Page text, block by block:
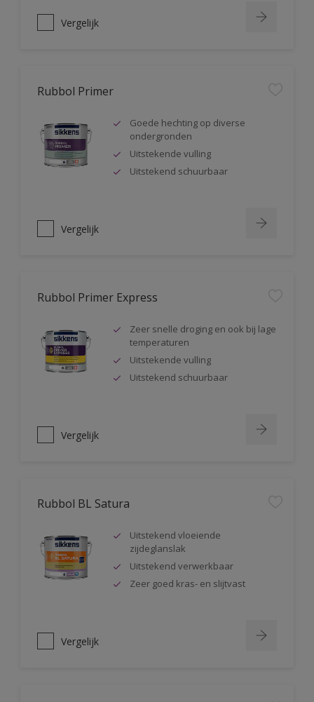
Vergelijk
Rubbol Primer
Goede hechting op diverse
ondergronden
Uitstekende vulling
Uitstekend schuurbaar
Vergelijk
Rubbol Primer Express
Zeer snelle droging en ook bij lage
temperaturen
Uitstekende vulling
Uitstekend schuurbaar
Vergelijk
Rubbol BL Satura
Uitstekend vloeiende
zijdeglanslak
Uitstekend verwerkbaar
Zeer goed kras- en slijtvast
Vergelijk